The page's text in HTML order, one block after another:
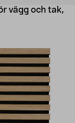
vägg och tak,